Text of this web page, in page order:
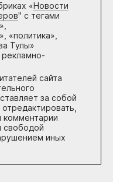
«Новости
" с тегами
«политика»,
Тулы»
рекламно-
сайта
за собой
комментарии
свободой
иных